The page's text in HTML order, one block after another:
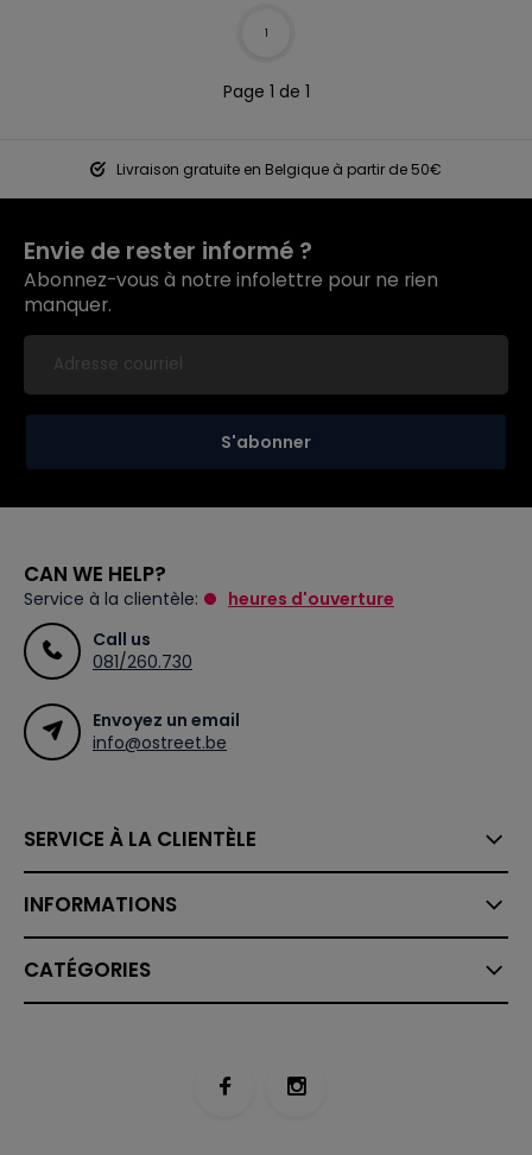
Page 1 de 1
1
Livraison gratuite en Belgique à partir de 50€
Envie de rester informé ?
Abonnez-vous à notre infolettre pour ne rien
manquer.
S'abonner
CAN WE HELP?
Service à la clientèle:
heures d'ouverture
Call us
081/260.730
Envoyez un email
info@ostreet.be
SERVICE À LA CLIENTÈLE
INFORMATIONS
CATÉGORIES